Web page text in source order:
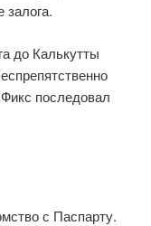
залога.
до Калькутты
последовал
с Паспарту.